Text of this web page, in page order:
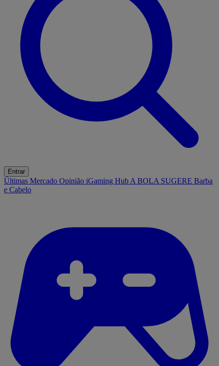
Entrar
Últimas Mercado Opinião iGaming Hub A BOLA SUGERE Barba
e Cabelo